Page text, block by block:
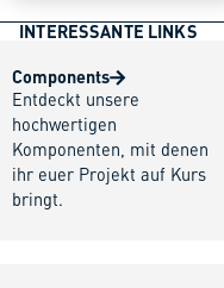
INTERESSANTE LINKS
Components
Entdeckt unsere
hochwertigen
Komponenten, mit denen
ihr euer Projekt auf Kurs
bringt.